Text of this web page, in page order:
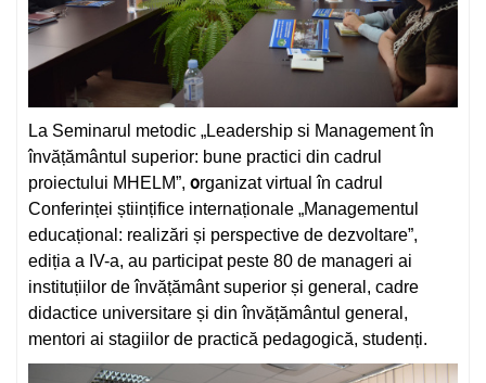
La Seminarul metodic „Leadership si Management în
învățământul superior: bune practici din cadrul
proiectului MHELM”, organizat virtual în cadrul
Conferinței științifice internaționale „Managementul
educațional: realizări și perspective de dezvoltare”,
ediția a IV-a, au participat peste 80 de manageri ai
instituțiilor de învățământ superior și general, cadre
didactice universitare și din învățământul general,
mentori ai stagiilor de practică pedagogică, studenți.